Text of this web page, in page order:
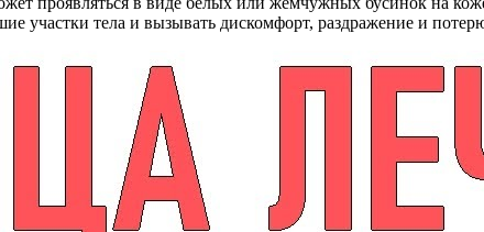
участки тела и вызывать дискомфорт, раздражение и